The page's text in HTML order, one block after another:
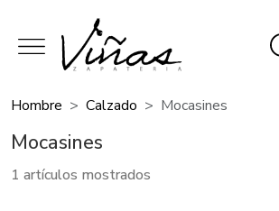
Hombre Calzado Mocasines
Mocasines
1 artículos mostrados